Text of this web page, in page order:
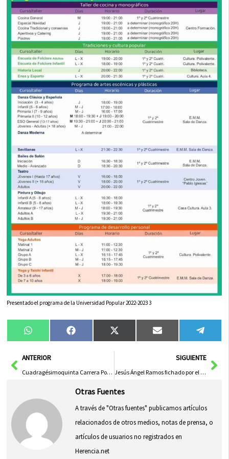
Presentado el programa de la Universidad Popular 2022-2023 3
Compartir
en
WhatsAppCompartir
en
FacebookCompartir
en
X
(Twitter)
Compartir
en
Email
en
AntANTERIOR
Cuadragésimoquinta Carrera Popular «Villa de Herencia» ya tiene fecha
SIGUIENTE
Jesús Ángel Ramos fichado por el Herencia C.F.
Otras Fuentes
A través de "Otras fuentes" publicamos artículos
relacionados de otros medios, notas de prensa, o
artículos de usuarios no registrados en
Herencia.net